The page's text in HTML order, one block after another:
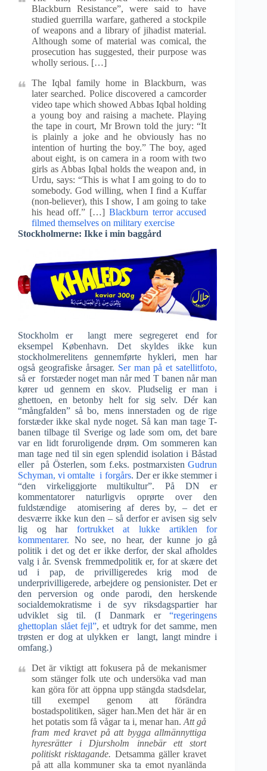
Blackburn Resistance”, were said to have
studied guerrilla warfare, gathered a stockpile
of weapons and a library of jihadist material.
Although some of material was comical, the
prosecution has suggested, their purpose was
wholly serious. […]
The Iqbal family home in Blackburn, was
later searched. Police discovered a camcorder
video tape which showed Abbas Iqbal holding
a young boy and raising a machete. Playing
the tape in court, Mr Brown told the jury: “It
is plainly a joke and he obviously has no
intention of hurting the boy.” The boy, aged
about eight, is on camera in a room with two
girls as Abbas Iqbal holds the weapon and, in
Urdu, says: “This is what I am going to do to
somebody. God willing, when I find a Kuffar
(non-believer), this I show, I am going to take
his head off.” […] Blackburn terror accused
filmed themselves on military exercise
Stockholmerne: Ikke i min baggård
Stockholm er langt mere segregeret end for
eksempel København. Det skyldes ikke kun
stockholmerelitens gennemførte hykleri, men har
også geografiske årsager. Ser man på et satellitfoto,
så er forstæder noget man når med T banen når man
kører ud gennem en skov. Pludselig er man i
ghettoen, en betonby helt for sig selv. Dér kan
“mångfalden” så bo, mens innerstaden og de rige
forstæder ikke skal nyde noget. Så kan man tage T-
banen tilbage til Sverige og lade som om, det bare
var en lidt foruroligende drøm. Om sommeren kan
man tage ned til sin egen splendid isolation i Båstad
eller på Österlen, som f.eks. postmarxistenGudrun
Schyman, vi omtalte i forgårs. Der er ikke stemmer i
“den virkeliggjorte multikultur”. På DN er
kommentatorer naturligvis oprørte over den
fuldstændige atomisering af deres by, – det er
desværre ikke kun den – så derfor er avisen sig selv
lig og harfortrukket at lukke artiklen for
kommentarer. No see, no hear, der kunne jo gå
politik i det og det er ikke derfor, der skal afholdes
valg i år. Svensk fremmedpolitik er, for at skære det
ud i pap, de privilligeredes krig mod de
underprivilligerede, arbejdere og pensionister. Det er
den perversion og onde parodi, den herskende
socialdemokratisme i de syv riksdagspartier har
udviklet sig til. (I Danmark er“regeringens
ghettoplan slået fejl”, et udtryk for det samme, men
trøsten er dog at ulykken er langt, langt mindre i
omfang.)
Det är viktigt att fokusera på de mekanismer
som stänger folk ute och undersöka vad man
kan göra för att öppna upp stängda stadsdelar,
till exempel genom att förändra
bostadspolitiken, säger han.Men det här är en
het potatis som få vågar ta i, menar han.Att gå
fram med kravet på att bygga allmännyttiga
hyresrätter i Djursholm innebär ett stort
politiskt risktagande. Detsamma gäller kravet
på att alla kommuner ska ta emot nyanlända